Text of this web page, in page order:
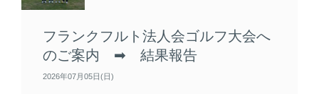
フランクフルト法人会ゴルフ大会へ
のご案内 ➡ 結果報告
2026年07月05日(日)